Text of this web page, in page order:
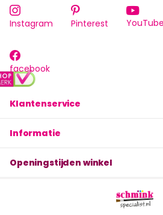
Klantenservice
Informatie
Openingstijden winkel
Instagram Pinterest YouTube
facebook